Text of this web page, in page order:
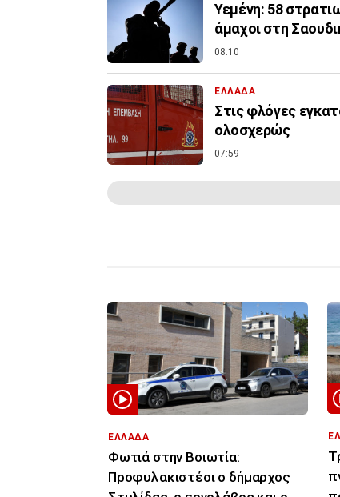
Υεμένη: 58
άμαχοι στη
08:10
ΕΛΛΑΔΑ
Στις φλόγες
ολοσχερώς
07:59
ΕΛΛΑΔΑ
Φωτιά στην Βοιωτία:
Προφυλακιστέοι ο δήμαρχος